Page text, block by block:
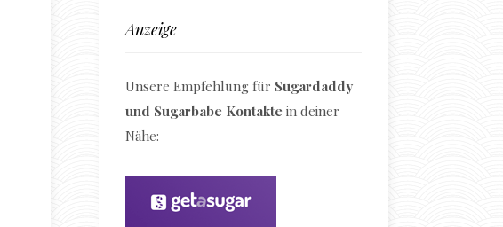
Anzeige
Unsere Empfehlung für Sugardaddy
und Sugarbabe Kontakte in deiner
Nähe: